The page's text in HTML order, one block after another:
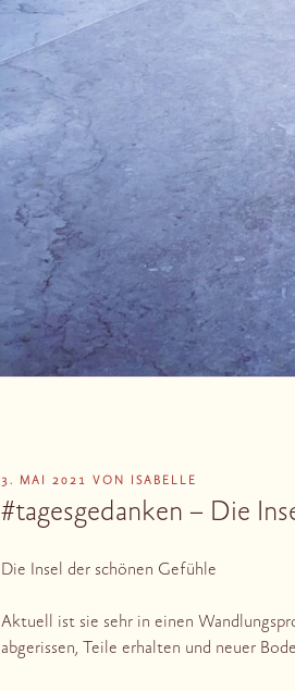
VERÖFFENTLICHT
3. MAI 2021 VON ISABELLE
#tagesgedanken – Die
Die Insel der schönen Gefühle
Aktuell ist sie sehr in einen
abgerissen, Teile erhalten und neuer